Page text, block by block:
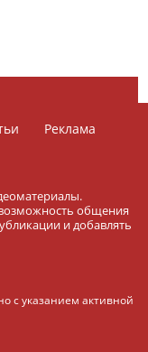
Реклама
общения
и добавлять
с указанием активной